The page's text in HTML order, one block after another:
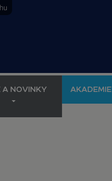
A NOVINKY AKADEMIE